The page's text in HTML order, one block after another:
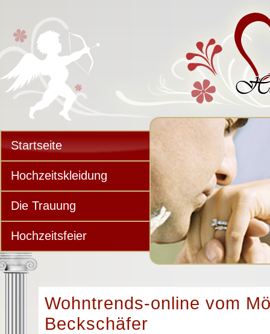
Startseite
Hochzeitskleidung
Die Trauung
Hochzeitsfeier
Wohntrends-online vom
Beckschäfer